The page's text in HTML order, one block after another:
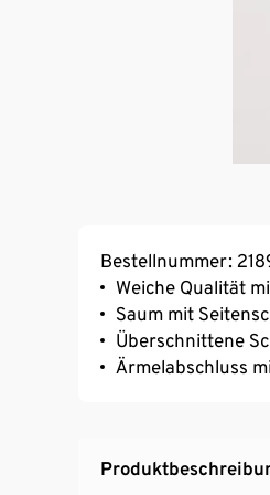
Bestellnummer:
Weiche Qualität
Saum mit
Überschnittene
Ärmelabschluss